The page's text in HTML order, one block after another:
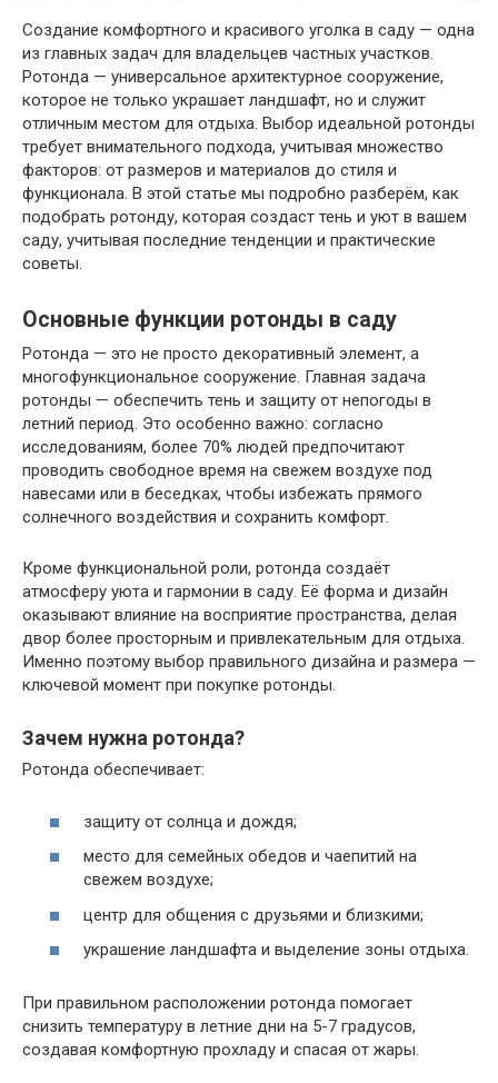
Создание комфортного и красивого уголка в саду — одна
из главных задач для владельцев частных участков.
Ротонда — универсальное архитектурное сооружение,
которое не только украшает ландшафт, но и служит
отличным местом для отдыха. Выбор идеальной ротонды
требует внимательного подхода, учитывая множество
факторов: от размеров и материалов до стиля и
функционала. В этой статье мы подробно разберём, как
подобрать ротонду, которая создаст тень и уют в вашем
саду, учитывая последние тенденции и практические
советы.
Основные функции ротонды в саду
Ротонда — это не просто декоративный элемент, а
многофункциональное сооружение. Главная задача
ротонды — обеспечить тень и защиту от непогоды в
летний период. Это особенно важно: согласно
исследованиям, более 70% людей предпочитают
проводить свободное время на свежем воздухе под
навесами или в беседках, чтобы избежать прямого
солнечного воздействия и сохранить комфорт.
Кроме функциональной роли, ротонда создаёт
атмосферу уюта и гармонии в саду. Её форма и дизайн
оказывают влияние на восприятие пространства, делая
двор более просторным и привлекательным для отдыха.
Именно поэтому выбор правильного дизайна и размера —
ключевой момент при покупке ротонды.
Зачем нужна ротонда?
Ротонда обеспечивает:
защиту от солнца и дождя;
место для семейных обедов и чаепитий на
свежем воздухе;
центр для общения с друзьями и близкими;
украшение ландшафта и выделение зоны отдыха.
При правильном расположении ротонда помогает
снизить температуру в летние дни на 5-7 градусов,
создавая комфортную прохладу и спасая от жары.